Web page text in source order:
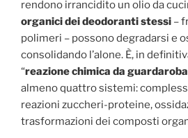
rendono irrancidito un olio da
organici dei deodoranti stessi –
polimeri – possono degradarsi e
consolidando l’alone. È, in
“reazione chimica da guardaroba
almeno quattro sistemi:
reazioni zuccheri-proteine,
trasformazioni dei composti